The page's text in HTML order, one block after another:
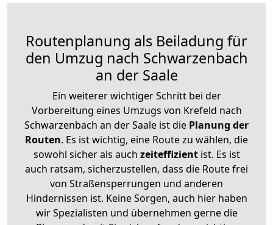
Routenplanung als Beiladung für
den Umzug nach Schwarzenbach
an der Saale
Ein weiterer wichtiger Schritt bei der
Vorbereitung eines Umzugs von Krefeld nach
Schwarzenbach an der Saale ist die Planung der
Routen. Es ist wichtig, eine Route zu wählen, die
sowohl sicher als auch zeiteffizientist. Es ist
auch ratsam, sicherzustellen, dass die Route frei
von Straßensperrungen und anderen
Hindernissen ist. Keine Sorgen, auch hier haben
wir Spezialisten und übernehmen gerne die